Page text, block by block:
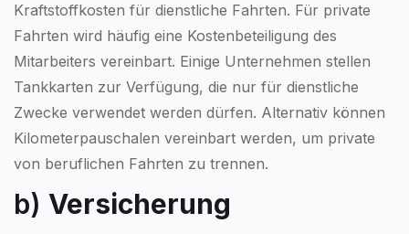
Kraftstoffkosten für dienstliche Fahrten. Für private
Fahrten wird häufig eine Kostenbeteiligung des
Mitarbeiters vereinbart. Einige Unternehmen stellen
Tankkarten zur Verfügung, die nur für dienstliche
Zwecke verwendet werden dürfen. Alternativ können
Kilometerpauschalen vereinbart werden, um private
von beruflichen Fahrten zu trennen.
b) Versicherung